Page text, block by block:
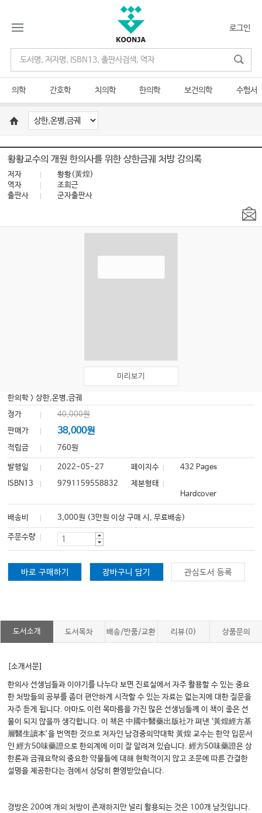
로그인
의학 간호학 치의학 한의학 보건의학 수험서
황황교수의 개원 한의사를 위한 상한금궤 처방 강의록
저자
황황(黃煌)
역자
조희근
출판사
군자출판사
미리보기
한의학 >상한,온병,금궤
정가
40,000원
판매가
38,000원
적립금 760원
발행일 2022-05-27 페이지수
432 Pages
ISBN13
9791159558832
제본형태
Hardcover
배송비 3,000원 (3만원 이상 구매 시, 무료배송)
주문수량
바로 구매하기 장바구니 담기 관심도서 등록
도서소개 도서목차 배송/반품/교환 리뷰(0) 상품문의
[소개서문]
한의사 선생님들과 이야기를 나누다 보면 진료실에서 자주 활용할 수 있는 중요
한 처방들의 공부를 좀더 편안하게 시작할 수 있는 자료는 없는지에 대한 질문을
자주 듣게 됩니다. 아마도 이런 목마름을 가진 많은 선생님들께 이 책이 좋은 선
물이 되지 않을까 생각합니다. 이 책은 中國中醫藥出版社가 펴낸 ‘黃煌經方基
層醫生讀本’을 번역한 것으로 저자인 남경중의약대학 黃煌 교수는 한약 입문서
인 經方50味藥證으로 한의계에 이미 잘 알려져 있습니다. 經方50味藥證은 상
한론과 금궤요략의 중요한 약물들에 대해 현학적이지 않고 조문에 따른 간결한
설명을 제공한다는 점에서 상당히 환영받았습니다.
경방은 200여 개의 처방이 존재하지만 널리 활용되는 것은 100개 남짓입니다.